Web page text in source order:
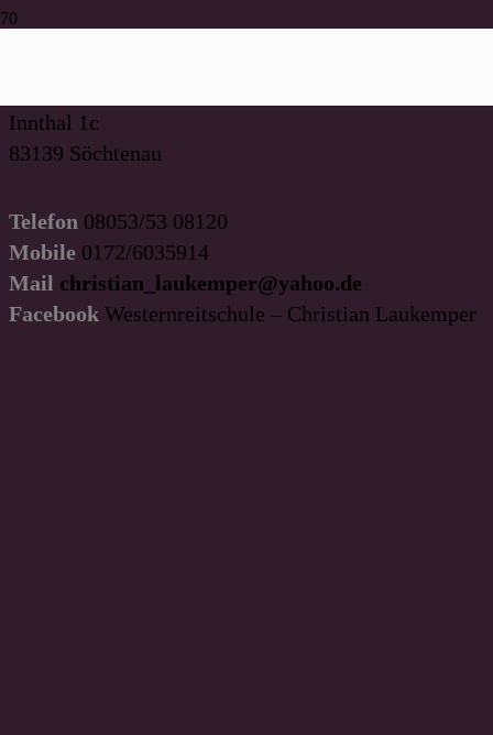
Innthal 1c
83139 Söchtenau
Telefon 08053/53 08120
Mobile 0172/6035914
Mail christian_laukemper@yahoo.de
Facebook Westernreitschule – Christian Laukemper